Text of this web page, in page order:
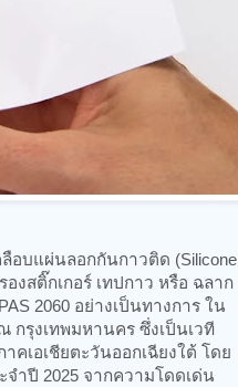
อบแผ่นลอกกันกาวติด (Silicone
งสติ๊กเกอร์ เทปกาว หรือ ฉลาก
2060 อย่างเป็นทางการ ใน
ณ กรุงเทพมหานคร ซึ่งเป็นเวที
เอเชียตะวันออกเฉียงใต้ โดย
จำปี 2025 จากความโดดเด่น